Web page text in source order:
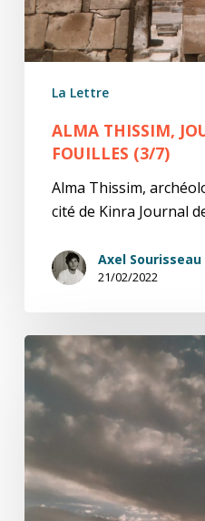
La Lettre
ALMA THISSIM,
FOUILLES (3/7)
Alma Thissim,
cité de Kinra Journal
Axel Sourisseau
21/02/2022
Alma
Thissim,
Journal
de
fouilles
(2/7)